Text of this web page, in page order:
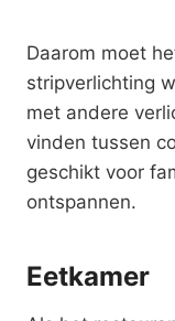
Daarom moet
stripverlichting
met andere
vinden tussen
geschikt voor
ontspannen.
Eetkamer